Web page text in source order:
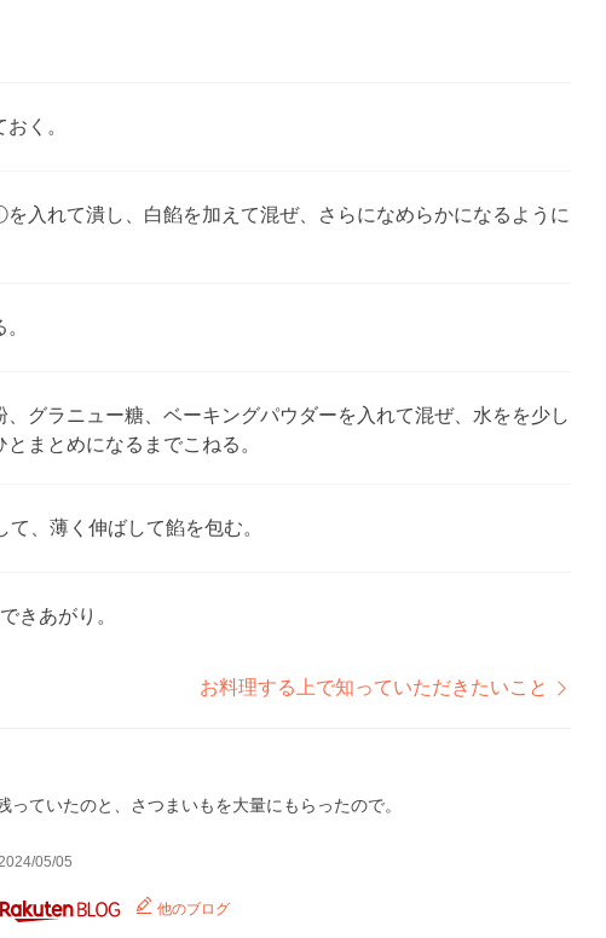
く。
入れて潰し、白餡を加えて混ぜ、さらになめらかになるように
、グラニュー糖、ベーキングパウダーを入れて混ぜ、水をを少し
まとめになるまでこねる。
、薄く伸ばして餡を包む。
きあがり。
お料理する上で知っていただきたいこと
っていたのと、さつまいもを大量にもらったので。
05/05
他のブログ